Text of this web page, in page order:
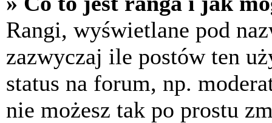
Rangi, wyświetlane pod
zazwyczaj ile postów ten
status na forum, np.
nie możesz tak po prostu